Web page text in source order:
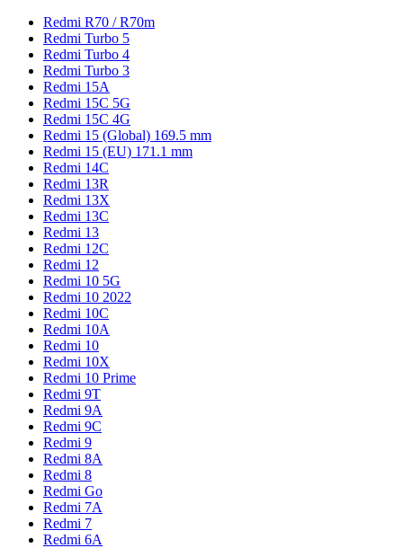
Redmi R70 / R70m
Redmi Turbo 5
Redmi Turbo 4
Redmi Turbo 3
Redmi 15A
Redmi 15C 5G
Redmi 15C 4G
Redmi 15 (Global) 169.5 mm
Redmi 15 (EU) 171.1 mm
Redmi 14C
Redmi 13R
Redmi 13X
Redmi 13C
Redmi 13
Redmi 12C
Redmi 12
Redmi 10 5G
Redmi 10 2022
Redmi 10C
Redmi 10A
Redmi 10
Redmi 10X
Redmi 10 Prime
Redmi 9T
Redmi 9A
Redmi 9C
Redmi 9
Redmi 8A
Redmi 8
Redmi Go
Redmi 7A
Redmi 7
Redmi 6A